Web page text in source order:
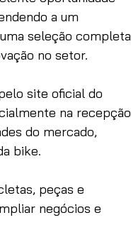
a um
seleção completa
no setor.
site oficial do
na recepção
do mercado,
bike.
peças e
negócios e